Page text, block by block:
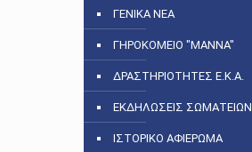
ΓΕΝΙΚΑ ΝΕΑ
ΓΗΡΟΚΟΜΕΙΟ "ΜΑΝΝΑ"
ΔΡΑΣΤΗΡΙΟΤΗΤΕΣ Ε.Κ.Α.
ΕΚΔΗΛΩΣΕΙΣ ΣΩΜΑΤΕΙΩΝ
ΙΣΤΟΡΙΚΟ ΑΦΙΕΡΩΜΑ